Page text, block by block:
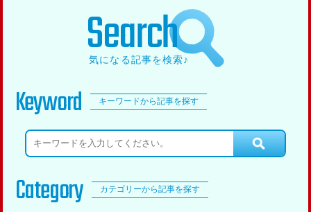
Search
気になる記事を検索♪
Keyword キーワードから記事を探す
Category カテゴリーから記事を探す